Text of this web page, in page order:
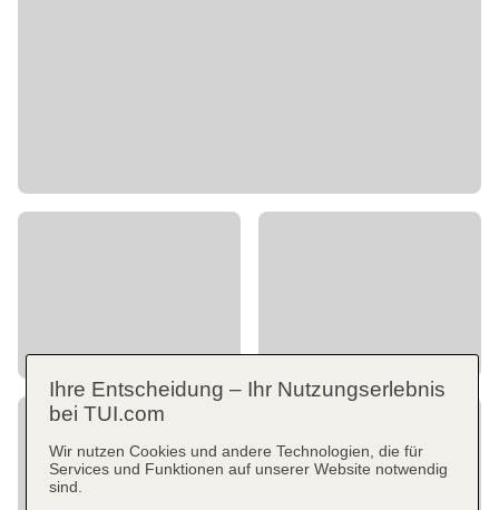
Ihre Entscheidung – Ihr Nutzungserlebnis
bei TUI.com
Wir nutzen Cookies und andere Technologien, die für
Services und Funktionen auf unserer Website notwendig
sind.